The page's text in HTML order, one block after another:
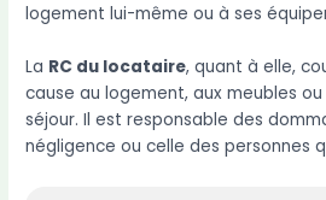
logement lui-même ou à ses
La RC du locataire, quant à elle,
cause au logement, aux meubles
séjour. Il est responsable des
négligence ou celle des personnes